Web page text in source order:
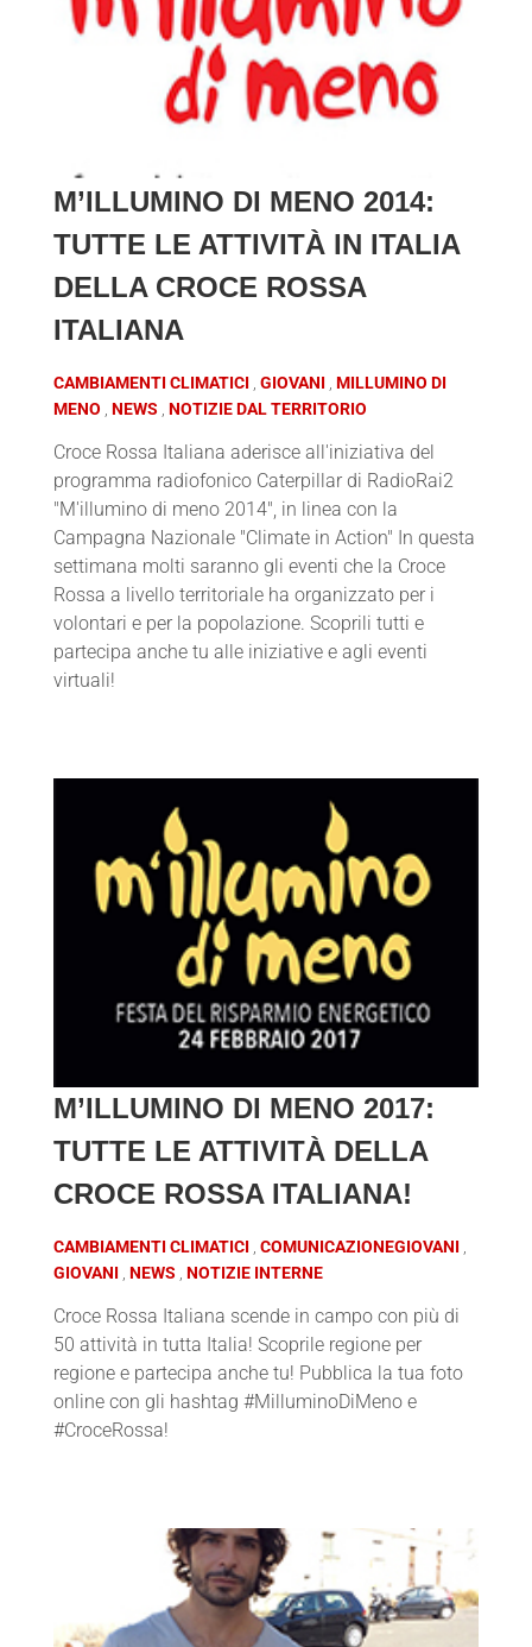
M’ILLUMINO DI MENO 2014:
TUTTE LE ATTIVITÀ IN ITALIA
DELLA CROCE ROSSA
ITALIANA
CAMBIAMENTI CLIMATICI GIOVANI
MILLUMINO DI
MENO
NEWS NOTIZIE DAL TERRITORIO
Croce Rossa Italiana aderisce all'iniziativa del
programma radiofonico Caterpillar di RadioRai2
"M'illumino di meno 2014", in linea con la
Campagna Nazionale "Climate in Action" In questa
settimana molti saranno gli eventi che la Croce
Rossa a livello territoriale ha organizzato per i
volontari e per la popolazione. Scoprili tutti e
partecipa anche tu alle iniziative e agli eventi
virtuali!
M’ILLUMINO DI MENO 2017:
TUTTE LE ATTIVITÀ DELLA
CROCE ROSSA ITALIANA!
CAMBIAMENTI CLIMATICI
COMUNICAZIONEGIOVANI
GIOVANI
NEWS NOTIZIE INTERNE
Croce Rossa Italiana scende in campo con più di
50 attività in tutta Italia! Scoprile regione per
regione e partecipa anche tu! Pubblica la tua foto
online con gli hashtag #MilluminoDiMeno e
#CroceRossa!